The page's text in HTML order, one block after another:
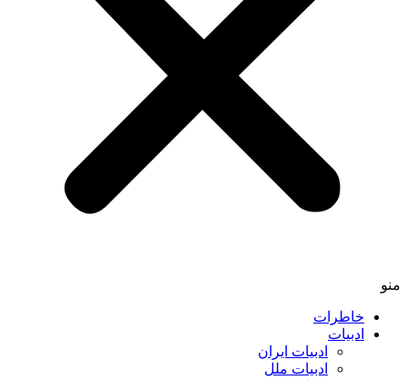
منو
خاطرات
ادبیات
ادبیات ایران
ادبیات ملل